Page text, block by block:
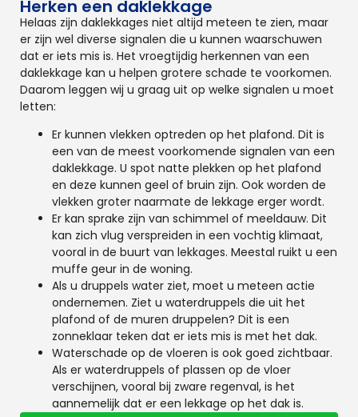
Herken een daklekkage
Helaas zijn daklekkages niet altijd meteen te zien, maar
er zijn wel diverse signalen die u kunnen waarschuwen
dat er iets mis is. Het vroegtijdig herkennen van een
daklekkage kan u helpen grotere schade te voorkomen.
Daarom leggen wij u graag uit op welke signalen u moet
letten:
Er kunnen vlekken optreden op het plafond. Dit is
een van de meest voorkomende signalen van een
daklekkage. U spot natte plekken op het plafond
en deze kunnen geel of bruin zijn. Ook worden de
vlekken groter naarmate de lekkage erger wordt.
Er kan sprake zijn van schimmel of meeldauw. Dit
kan zich vlug verspreiden in een vochtig klimaat,
vooral in de buurt van lekkages. Meestal ruikt u een
muffe geur in de woning.
Als u druppels water ziet, moet u meteen actie
ondernemen. Ziet u waterdruppels die uit het
plafond of de muren druppelen? Dit is een
zonneklaar teken dat er iets mis is met het dak.
Waterschade op de vloeren is ook goed zichtbaar.
Als er waterdruppels of plassen op de vloer
verschijnen, vooral bij zware regenval, is het
aannemelijk dat er een lekkage op het dak is.